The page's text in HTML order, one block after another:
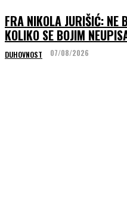
FRA NIKOLA JURIŠIĆ: NE
KOLIKO SE BOJIM
DUHOVNOST 07/08/2026